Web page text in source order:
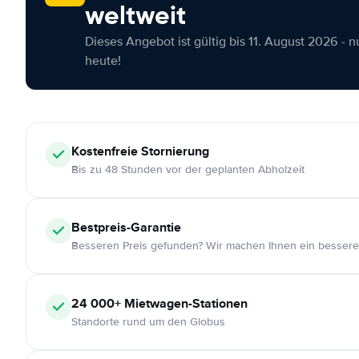
weltweit
Dieses Angebot ist gültig bis 11. August 2026 -
heute!
KostenfreieStornierung
Bis zu 48 Stunden vor der geplanten Abholzeit
Bestpreis-Garantie
Besseren Preis gefunden? Wir machen Ihnen ein
24 000+ Mietwagen-Stationen
Standorte rund um den Globus